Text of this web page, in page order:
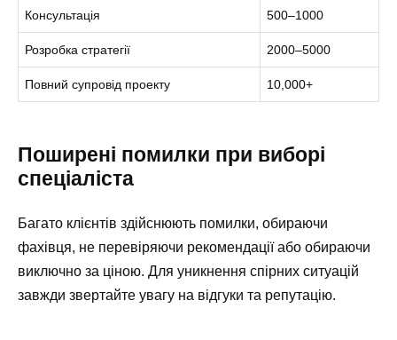
Консультація 500–1000
Розробка стратегії 2000–5000
Повний супровід проекту 10,000+
Поширені помилки при виборі
спеціаліста
Багато клієнтів здійснюють помилки, обираючи
фахівця, не перевіряючи рекомендації або обираючи
виключно за ціною. Для уникнення спірних ситуацій
завжди звертайте увагу на відгуки та репутацію.